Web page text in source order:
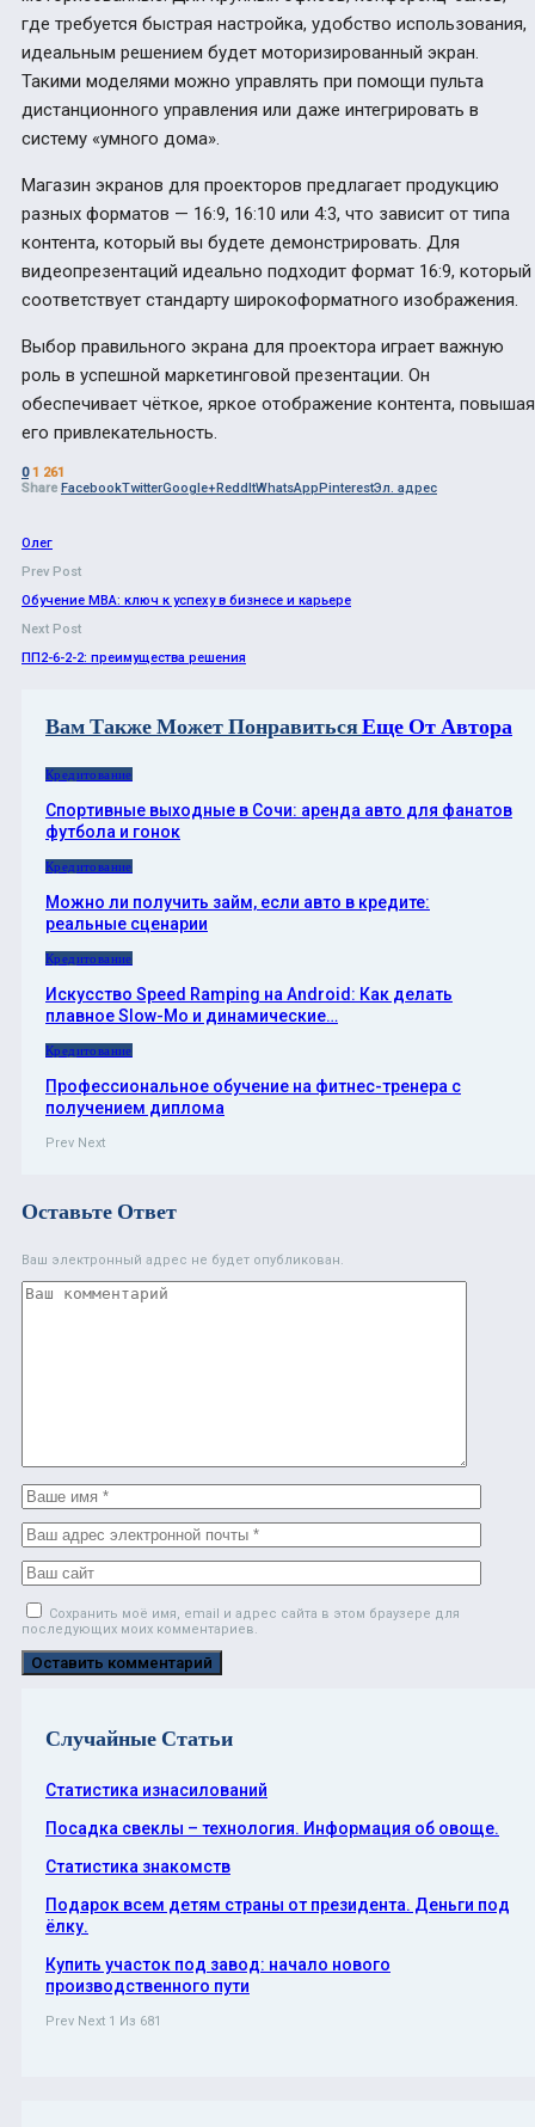
где требуется быстрая настройка, удобство использования,
идеальным решением будет моторизированный экран.
Такими моделями можно управлять при помощи пульта
дистанционного управления или даже интегрировать в
систему «умного дома».
Магазин экранов для проекторов предлагает продукцию
разных форматов — 16:9, 16:10 или 4:3, что зависит от типа
контента, который вы будете демонстрировать. Для
видеопрезентаций идеально подходит формат 16:9, который
соответствует стандарту широкоформатного изображения.
Выбор правильного экрана для проектора играет важную
роль в успешной маркетинговой презентации. Он
обеспечивает чёткое, яркое отображение контента, повышая
его привлекательность.
0 1 261
Share FacebookTwitterGoogle+ ReddItWhatsApp PinterestЭл. адрес
Олег
Prev Post
Обучение MBA: ключ к успеху в бизнесе и карьере
Next Post
ПП2-6-2-2: преимущества решения
Вам Также Может ПонравитьсяЕще От Автора
Кредитование
Спортивные выходные в Сочи: аренда авто для фанатов
футбола и гонок
Кредитование
Можно ли получить займ, если авто в кредите:
реальные сценарии
Кредитование
Искусство Speed Ramping на Android: Как делать
плавное Slow-Mo и динамические…
Кредитование
Профессиональное обучение на фитнес-тренера с
получением диплома
Prev Next
Оставьте Ответ
Ваш электронный адрес не будет опубликован.
Сохранить моё имя, email и адрес сайта в этом браузере для
последующих моих комментариев.
Случайные Статьи
Статистика изнасилований
Посадка свеклы – технология. Информация об овоще.
Статистика знакомств
Подарок всем детям страны от президента. Деньги под
ёлку.
Купить участок под завод: начало нового
производственного пути
Prev Next 1 Из 681